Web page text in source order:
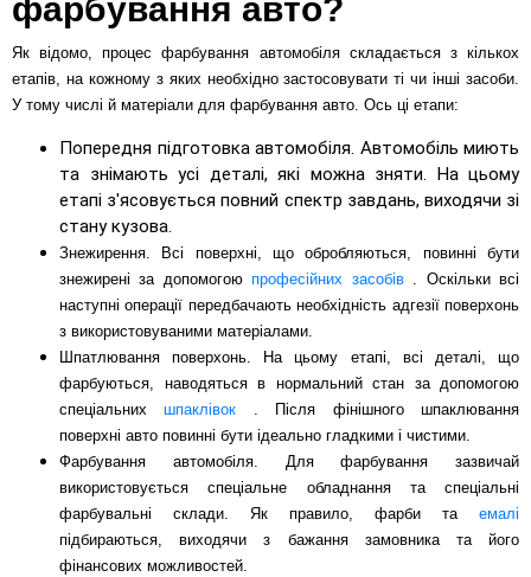
фарбування авто?
Як відомо, процес фарбування автомобіля складається з кількох
етапів, на кожному з яких необхідно застосовувати ті чи інші засоби.
У тому числі й матеріали для фарбування авто. Ось ці етапи:
Попередня підготовка автомобіля. Автомобіль миють
та знімають усі деталі, які можна зняти. На цьому
етапі з'ясовується повний спектр завдань, виходячи зі
стану кузова.
Знежирення. Всі поверхні, що обробляються, повинні бути
знежирені за допомогоюпрофесійних засобів. Оскільки всі
наступні операції передбачають необхідність адгезії поверхонь
з використовуваними матеріалами.
Шпатлювання поверхонь. На цьому етапі, всі деталі, що
фарбуються, наводяться в нормальний стан за допомогою
спеціальнихшпаклівок . Після фінішного шпаклювання
поверхні авто повинні бути ідеально гладкими і чистими.
Фарбування автомобіля. Для фарбування зазвичай
використовується спеціальне обладнання та спеціальні
фарбувальні склади. Як правило, фарби та емалі
підбираються, виходячи з бажання замовника та його
фінансових можливостей.